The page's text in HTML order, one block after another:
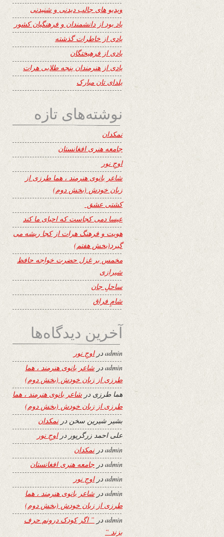
ویدیو های جالب دیدنی و شنیدنی
یاد بود از دانشمندان و فرهنگیان کشور
یادی از خاطرات گذشته
یادی از فرهیختگان
یادی از هنرمندان پنجه طلایی هرات
یلدای تان مبارک
نوشته‌های تازه
نمکدان
جامعه هنری افغانستان
اوجِ نور
شاعر بانوی هنرمند ، هما طرزی از
زبان خودش (بخش دوم)
کشتی عشق
عیسا دمی کجاست که احیای ما کند
هویت و فرهنگ هرات از کجا ریشه می
گیرد(بخش هفتم)
مخمس بر غزل حضرت خواجه حافظ
شیرازی
ساحلِ جان
شامِ فراق
آخرین دیدگاه‌ها
adminدراوجِ نور
adminدر شاعر بانوی هنرمند ، هما
طرزی از زبان خودش (بخش دوم)
هما طرزی در شاعر بانوی هنرمند ، هما
طرزی از زبان خودش (بخش دوم)
بشیر شیرین سخن درنمکدان
علی احمد زرگرپور دراوجِ نور
adminدرنمکدان
adminدر جامعه هنری افغانستان
admin دراوجِ نور
adminدر شاعر بانوی هنرمند ، هما
طرزی از زبان خودش (بخش دوم)
adminدر ” اگر کودک درونم حرف
بزند “